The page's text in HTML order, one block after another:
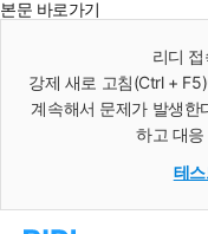
본문 바로가기
리디
강제 새로 고침(Ctrl +
계속해서 문제가 발생한
하고 대
테